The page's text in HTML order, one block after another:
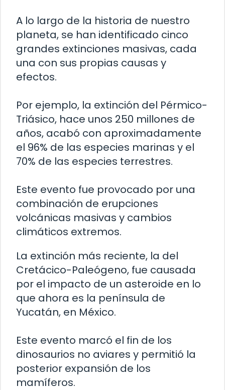
A lo largo de la historia de nuestro
planeta, se han identificado cinco
grandes extinciones masivas, cada
una con sus propias causas y
efectos.
Por ejemplo, la extinción del Pérmico-
Triásico, hace unos 250 millones de
años, acabó con aproximadamente
el 96% de las especies marinas y el
70% de las especies terrestres.
Este evento fue provocado por una
combinación de erupciones
volcánicas masivas y cambios
climáticos extremos.
La extinción más reciente, la del
Cretácico-Paleógeno, fue causada
por el impacto de un asteroide en lo
que ahora es la península de
Yucatán, en México.
Este evento marcó el fin de los
dinosaurios no aviares y permitió la
posterior expansión de los
mamíferos.